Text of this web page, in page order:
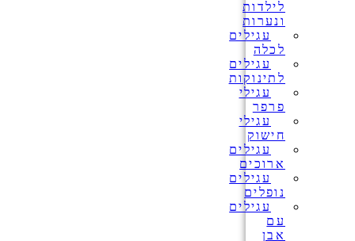
לילדות
ונערות
עגילים
לכלה
עגילים
לתינוקות
עגילי
פרפר
עגילי
חישוק
עגילים
ארוכים
עגילים
נופלים
עגילים
עם
אבן